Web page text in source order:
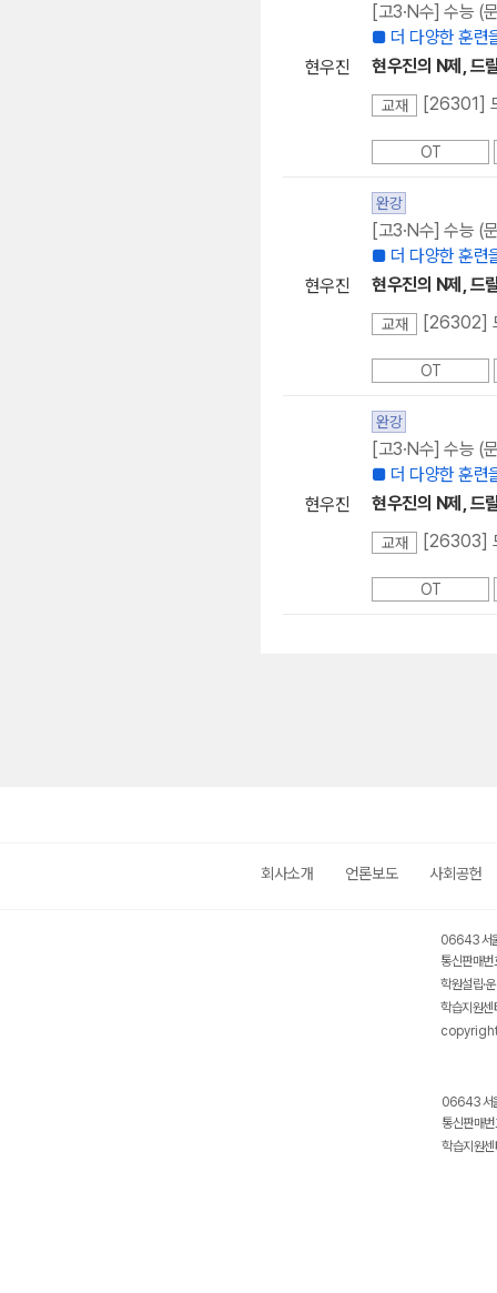
현우진
[고3·N수] 수능 (
■ 더 다양한 훈련
현우진의 N제, 드
교재 [26301]
OT
현우진
완강
[고3·N수] 수능 (
■ 더 다양한 훈련
현우진의 N제, 드
교재 [26302]
OT
현우진
완강
[고3·N수] 수능 (
■ 더 다양한 훈련
현우진의 N제, 드
교재 [26303]
OT
회사소개 언론보도 사회공헌
06643 서
통신판매
학원설립·
학습지원
06643 서
통신판매
학습지원